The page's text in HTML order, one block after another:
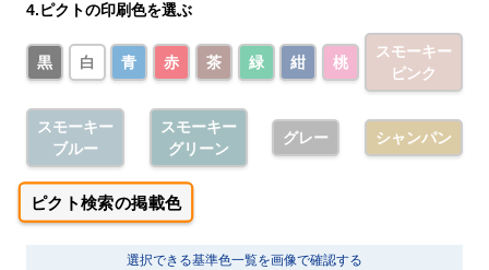
4.ピクトの印刷色を選ぶ
黒 白 青 赤 茶 緑 紺 桃
スモーキー
ピンク
スモーキー
ブルー
スモーキー
グリーン
グレー シャンパン
ピクト検索の掲載色
選択できる基準色一覧を画像で確認する